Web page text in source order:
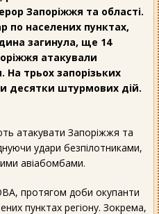
Запоріжжя та області.
по населених пунктах,
загинула, ще 14
атакували
трьох запорізьких
десятки штурмових дій.
атакувати Запоріжжя та
удари безпілотниками,
авіабомбами.
протягом доби окупанти
пунктах регіону. Зокрема,